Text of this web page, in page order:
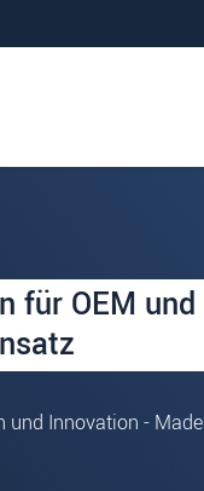
für OEM und
und Innovation - Made
zu: OEM
*